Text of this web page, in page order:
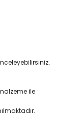
ile